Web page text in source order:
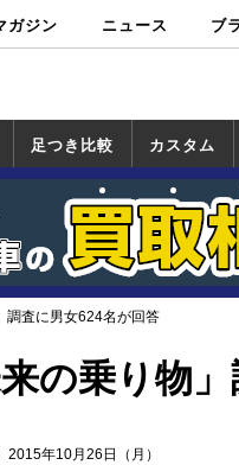
ガジン ニュース ブ
足つき比較 カスタム
カスタム
一覧
ホンダ
ヤマハ
スズキ
カワサキ
道の
ツー
日本
国道め
林道
調査に男女624名が回答
の乗り物
年10月26日（月）